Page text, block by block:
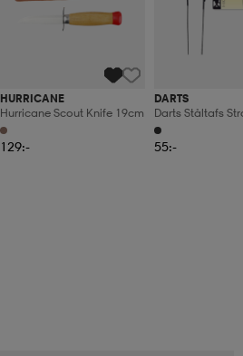
HURRICANE
Hurricane Scout Knife 19cm
129:-
DARTS
Darts Ståltafs
15cm
55:-